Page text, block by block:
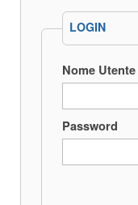
LOGIN
Nome Utente
Password